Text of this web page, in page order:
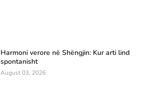
Harmoni verore në Shëngjin: Kur arti lind
spontanisht
August 03, 2026